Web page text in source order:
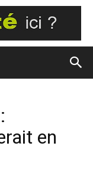
en